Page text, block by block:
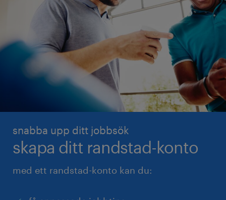
snabba upp ditt jobbsök
skapa ditt randstad-konto
med ett randstad-konto kan du: